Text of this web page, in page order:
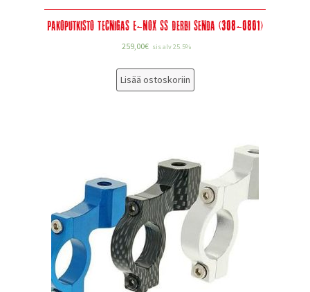
Pakoputkisto Tecnigas E-Nox SS Derbi Senda (308-0801)
259,00€ sis alv 25.5%
Lisää ostoskoriin